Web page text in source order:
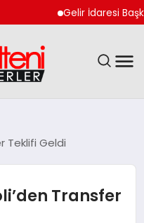
Gelir İdaresi
Teklifi Geldi
Transfer